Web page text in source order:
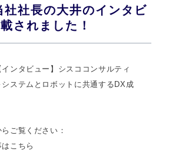
社長の大井のインタビ
されました！
ンタビュー】シスココンサルティ
ステムとロボットに共通するDX成
ご覧ください：
こちら